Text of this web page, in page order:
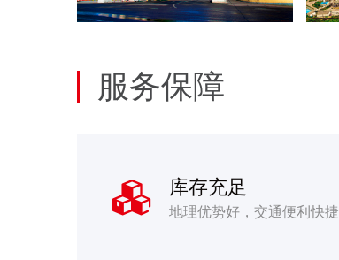
服务保障
 库存充足
地理优势好，交通便利快捷